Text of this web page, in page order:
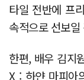
타일 전반에 프
속적으로 선보
한편, 배우 김지
X : 하얀 마피아